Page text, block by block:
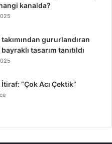
kanalda?
gururlandıran
tasarım tanıtıldı
“Çok Acı Çektik”